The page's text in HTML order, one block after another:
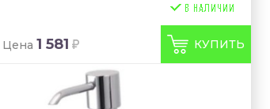
Цена 1 581 КУПИТЬ